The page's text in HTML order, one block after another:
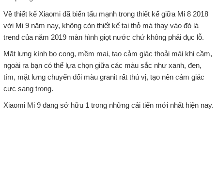
Về thiết kế Xiaomi đã biến tấu mạnh trong thiết kế giữa Mi 8 2018
với Mi 9 năm nay, không còn thiết kế tai thỏ mà thay vào đó là
trend của năm 2019 màn hình giọt nước chứ không phải đục lỗ.
Mặt lưng kính bo cong, mềm mại, tạo cảm giác thoải mái khi cầm,
ngoài ra bạn có thể lựa chọn giữa các màu sắc như xanh, đen,
tím, mặt lưng chuyển đổi màu granit rất thú vị, tạo nên cảm giác
cực sang trọng.
Xiaomi Mi 9 đang sở hữu 1 trong những cải tiến mới nhất hiện nay.